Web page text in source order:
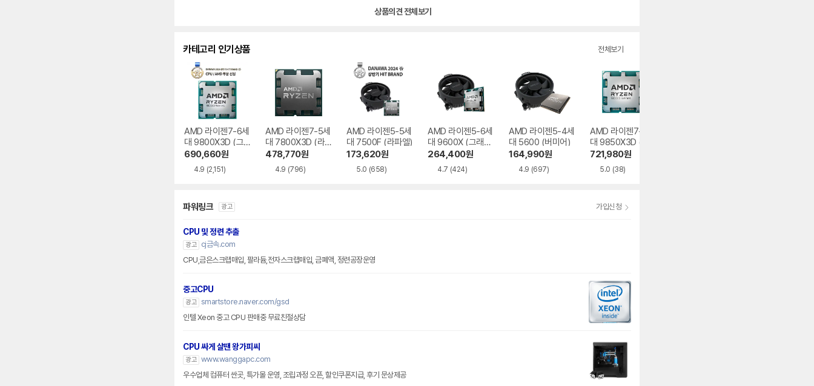
상품의견 전체보기
카테고리 인기상품 전체보기
AMD 라이젠7-6세
대 9800X3D (그
래니트 릿지)
690,660원
4.9 (2,151)
AMD 라이젠7-5세
대 7800X3D (라
파엘)
478,770원
4.9 (796)
AMD 라이젠5-5세
대 7500F (라파엘)
173,620원
5.0 (658)
AMD 라이젠5-6세
대 9600X (그래니
트 릿지)
264,400원
4.7 (424)
AMD 라이젠5-4세
대 5600 (버미어)
164,990원
4.9 (697)
AMD 라이젠7-6세
대 9850X3D (그
래니트 릿지)
721,980원
5.0 (38)
파워링크 광고 가입신청
CPU 및 정련 추출
광고
cj금속.com
CPU,금은스크랩매입, 팔라듐,전자스크랩매입, 금폐액, 정련공장운영
중고CPU
광고 smartstore.naver.com/gsd
인텔 Xeon 중고 CPU 판매중 무료친절상담
CPU 싸게 살땐 왕가피씨
광고 www.wanggapc.com
우수업체 컴퓨터 싼곳, 특가몰 운영, 조립과정 오픈, 할인쿠폰지급, 후기 문상제공